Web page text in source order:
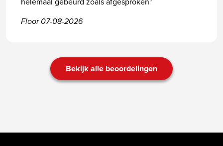
Floor 07-08-2026
Bekijk alle beoordelingen